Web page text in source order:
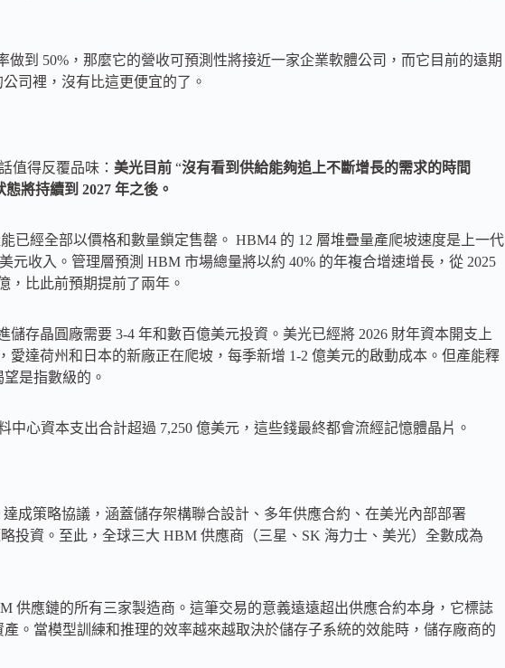
做到 50%，那麼它的營收可預測性將接近一家企業軟體公司，而它目前的遠期
司裡，沒有比這更便宜的了。
值得反覆品味： 美光目前 “沒有看到供給能夠追上不斷增長的需求的時間
將持續到 2027 年之後。
已經全部以價格和數量鎖定售罄。 HBM4 的 12 層堆疊量產爬坡速度是上一代
元收入。管理層預測 HBM 市場總量將以約 40% 的年複合增速增長，從 2025
，比此前預期提前了兩年。
存晶圓廠需要 3-4 年和數百億美元投資。美光已經將 2026 財年資本開支上
愛達荷州和日本的新廠正在爬坡，每季新增 1-2 億美元的啟動成本。但產能釋
是指數級的。
中心資本支出合計超過 7,250 億美元，這些錢最終都會流經記憶體晶片。
成策略協議，涵蓋儲存架構聯合設計、多年供應合約、在美光內部部署
投資。至此，全球三大 HBM 供應商（三星、SK 海力士、美光）全數成為
供應鏈的所有三家製造商。這筆交易的意義遠遠超出供應合約本身，它標誌
。當模型訓練和推理的效率越來越取決於儲存子系統的效能時，儲存廠商的